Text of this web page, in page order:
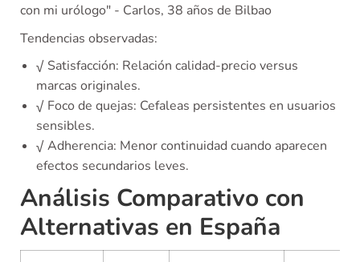
con mi urólogo" - Carlos, 38 años de Bilbao
Tendencias observadas:
√ Satisfacción: Relación calidad-precio versus
marcas originales.
√ Foco de quejas: Cefaleas persistentes en usuarios
sensibles.
√ Adherencia: Menor continuidad cuando aparecen
efectos secundarios leves.
Análisis Comparativo con
Alternativas en España